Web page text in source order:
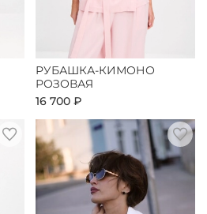
РУБАШКА-КИМОНО
РОЗОВАЯ
16 700 ₽